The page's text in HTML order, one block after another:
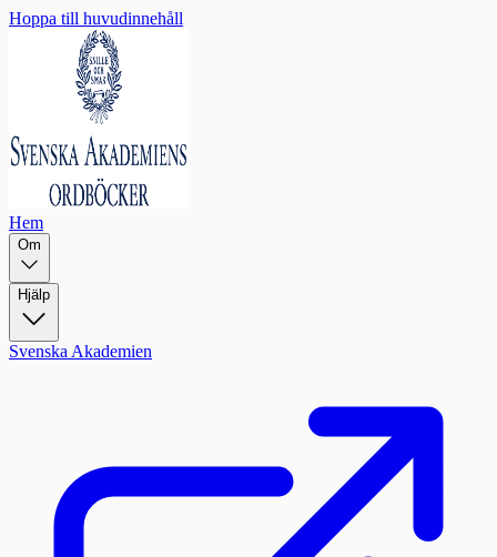
Hoppa till huvudinnehåll
Hem
Om
Hjälp
Svenska Akademien